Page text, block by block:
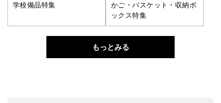
学校備品特集
かご・バスケット・収納ボ
ックス特集
もっとみる